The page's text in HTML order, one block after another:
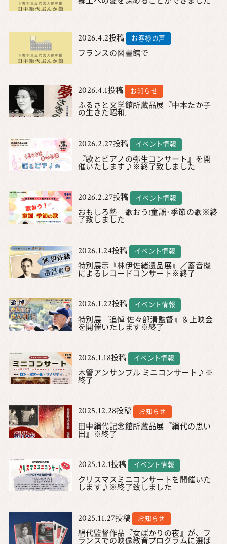
2026.4.2投稿 お客様の声
フランスの図書館で
2026.4.1投稿 お知らせ
ふるさと文学館所蔵品展『中本たか子
の生きた昭和』
2026.2.27投稿 イベント情報
『歌とピアノの弥生コンサート』を開
催いたします♪※終了致しました
2026.2.27投稿 イベント情報
おもしろ塾 歌おう!童謡･季節の歌※終
了致しました
2026.1.24投稿 イベント情報
特別展示『林伊佐緒遺品展』／蓄音機
によるレコードコンサート※終了
2026.1.22投稿 イベント情報
特別展『追悼 佐々部清監督』＆上映会
を開催いたします※終了
2026.1.18投稿 イベント情報
木管アンサンブル ミニコンサート♪※
終了
2025.12.28投稿 お知らせ
田中絹代記念館所蔵品展『絹代の思い
出』※終了
2025.12.1投稿 イベント情報
クリスマスミニコンサートを開催いた
します♪※終了致しました
2025.11.27投稿 お知らせ
絹代監督作品『女ばかりの夜』が、フ
ランスでの映像教育プログラムに選ば